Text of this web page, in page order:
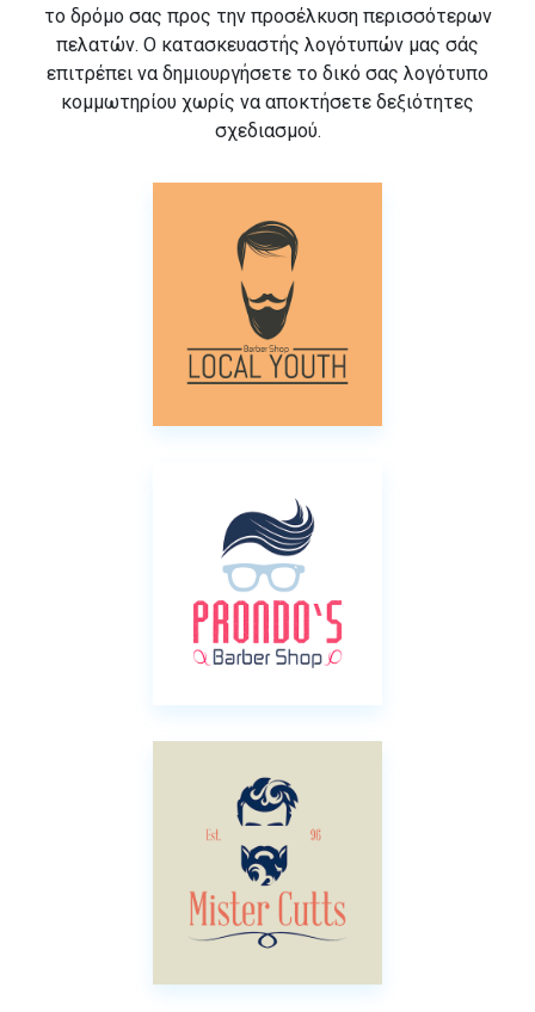
το δρόμο σας προς την προσέλκυση περισσότερων
πελατών. Ο κατασκευαστής λογότυπών μας σάς
επιτρέπει να δημιουργήσετε το δικό σας λογότυπο
κομμωτηρίου χωρίς να αποκτήσετε δεξιότητες
σχεδιασμού.